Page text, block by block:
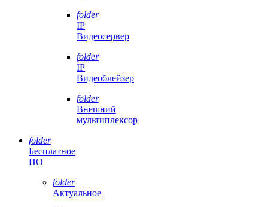
folder
IP
Видеосервер
folder
IP
Видеоблейзер
folder
Внешний
мультиплексор
folder
Бесплатное
ПО
folder
Актуальное